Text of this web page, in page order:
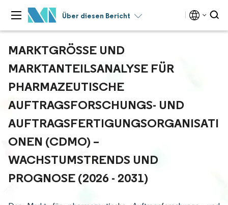
Über diesen Bericht
MARKTGRÖSSE UND M
ARKTANTEILSANALYSE FÜR P
HARMAZEUTISCHE A
UFTRAGSFORSCHUNGS- UND A
UFTRAGSFERTIGUNGSORGANISATIO
NEN (CDMO) – W
ACHSTUMSTRENDS UND P
ROGNOSE (2026 - 2031)